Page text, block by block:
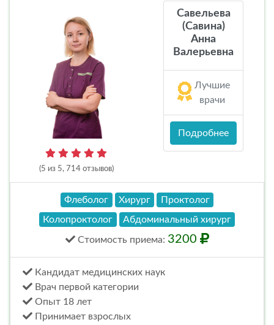
(5 из 5, 714 отзывов)
Савельева
(Савина)
Анна
Валерьевна
Лучшие
врачи
Подробнее
Флеболог Хирург
Проктолог
Колопроктолог
Абдоминальный хирург
Стоимость приема: 3200
Кандидат медицинских наук
Врач первой категории
Опыт 18 лет
Принимает взрослых